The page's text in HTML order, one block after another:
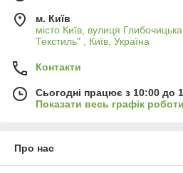
м. Київ
місто Київ, вулиця
Текстиль" , Київ, Україна
Контакти
Сьогодні працює з 10:00 до
Показати весь графік роботи
Про нас